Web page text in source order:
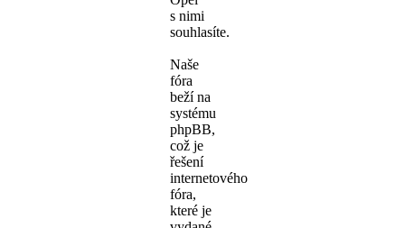
s nimi
souhlasíte.
Naše
fóra
beží na
systému
phpBB,
což je
řešení
internetového
fóra,
které je